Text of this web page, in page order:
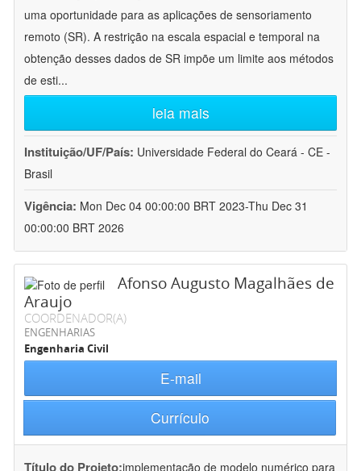
uma oportunidade para as aplicações de sensoriamento
remoto (SR). A restrição na escala espacial e temporal na
obtenção desses dados de SR impõe um limite aos métodos
de esti...
leia mais
Instituição/UF/País: Universidade Federal do Ceará - CE -
Brasil
Vigência: Mon Dec 04 00:00:00 BRT 2023-Thu Dec 31
00:00:00 BRT 2026
Afonso Augusto Magalhães de
Araujo
COORDENADOR(A)
ENGENHARIAS
Engenharia Civil
E-mail
Currículo
Título do Projeto:implementação de modelo numérico para